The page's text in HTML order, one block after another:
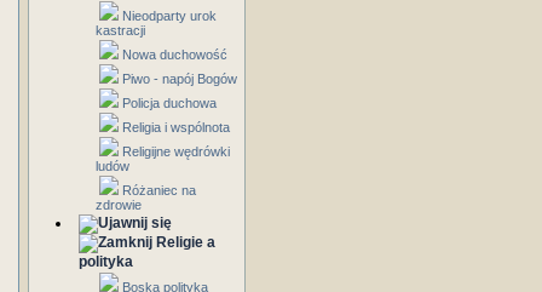
Nieodparty urok
kastracji
Nowa duchowość
Piwo - napój Bogów
Policja duchowa
Religia i wspólnota
Religijne wędrówki
ludów
Różaniec na
zdrowie
Religie a
polityka
Boska polityka